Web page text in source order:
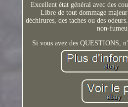
Excellent état général avec des
Libre de tout dommage
déchirures, des taches ou des
non-
Si vous avez des QUESTIONS,